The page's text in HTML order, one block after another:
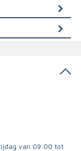
van 09:00 tot